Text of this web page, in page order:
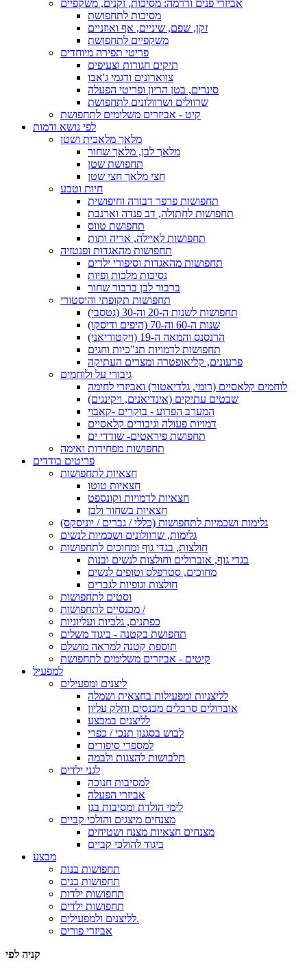
אביזרי פנים ודרמה: מסיכות, זקנים, משקפיים
מסיכות לתחפושת
זקן, שפם, שיניים, אף ואוזניים
משקפיים לתחפושת
פריטי תפירה מיוחדים
תיקים חגורות וצעיפים
צווארונים ודגמי ג'אבו
סינרים, בטן הריון ופריטי הפעלה
שרוולים ושרוולונים לתחפושת
קיט - אביזרים משלימים לתחפושת
לפי נושא ודמות
מלאך מלאכית ושטן
מלאך לבן, מלאך שחור
תחפושת שטן
חצי מלאך חצי שטן
חיות וטבע
תחפושות פרפר דבורה וחיפושית
תחפושות לחתולה, דב פנדה וארנבת
תחפושת טווס
תחפושות לאיילה, אריה ותות
תחפושות מהאגדות ופנטזיה
תחפושות מהאגדות וסיפורי ילדים
נסיכות מלכות ופיות
ברבור לבן ברבור שחור
תחפושות תקופתי והיסטורי
תחפושות לשנות ה-20 וה-30 (גטסבי)
שנות ה-60 וה-70 (היפים ודיסקו)
הרנסנס והמאה ה-19 (ויקטוריאני)
תחפושות לדמויות תנ"כיות וחגים
פרעונים, קליאופטרה ומצרים העתיקה
גיבורי על ולוחמים
לוחמים קלאסיים (רומי, גלדיאטור) ואביזרי לחימה
שבטים עתיקים (אינדיאנים, ויקינגים)
המערב הפרוע - בוקרים -קאבוי
דמויות פעולה וגיבורים קלאסיים
תחפושת פיראטים- שודדי ים
תחפושות מפחידות ואימה
פריטים בודדים
חצאיות לתחפושות
חצאיות טוטו
חצאיות לדמויות וקונספט
חצאיות בשחור ולבן
גלימות ושכמיות לתחפושות (כללי / גברים / יוניסקס)
גלימות, שרוולונים ושכמיות לנשים
חולצות, בגדי גוף ומחוכים לתחפושות
בגדי גוף, אוברולים וחולצות לנשים ובנות
מחוכים, סטרפלס וטופים לנשים
חולצות וגופיות לגברים
וסטים לתחפושות
מכנסיים לתחפושות /
כפתנים, גלביות ועליוניות
תחפושת בקטנה - ביגוד משלים
תוספת קטנה למראה מושלם
קיטים - אביזרים משלימים לתחפושת
למפעיל
ליצנים ומפעילים
לליצניות ומפעילות בחצאית ושמלה
אוברולים סרבלים מכנסים וחלק עליון
לליצנים במבצע
לבוש בסגנון תנכי / כפרי
למספרי סיפורים
תלבושות להצגות ולבמה
לגני ילדים
למסיבות חנוכה
אביזרי הפעלה
לימי הולדת ומסיבות בגן
מצנחים מיצגים והולכי קביים
מצנחים חצאיות מצנח ושטיחים
ביגוד להולכי קביים
מבצע
תחפושות בנות
תחפושות בנים
תחפושות ילדות
תחפושות ילדים
לליצנים ולמפעילים.
אביזרי פורים
קניה לפי